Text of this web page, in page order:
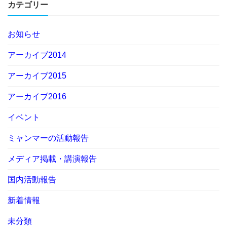
カテゴリー
お知らせ
アーカイブ2014
アーカイブ2015
アーカイブ2016
イベント
ミャンマーの活動報告
メディア掲載・講演報告
国内活動報告
新着情報
未分類